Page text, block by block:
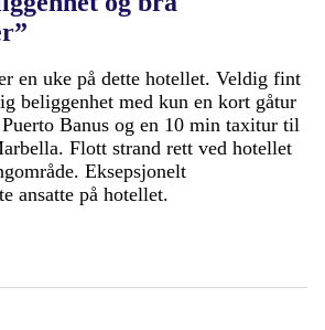
en uke på dette hotellet. Veldig fint
beliggenhet med kun en kort gåtur
Banus og en 10 min taxitur til
Flott strand rett ved hotellet
Eksepsjonelt
ansatte på hotellet.